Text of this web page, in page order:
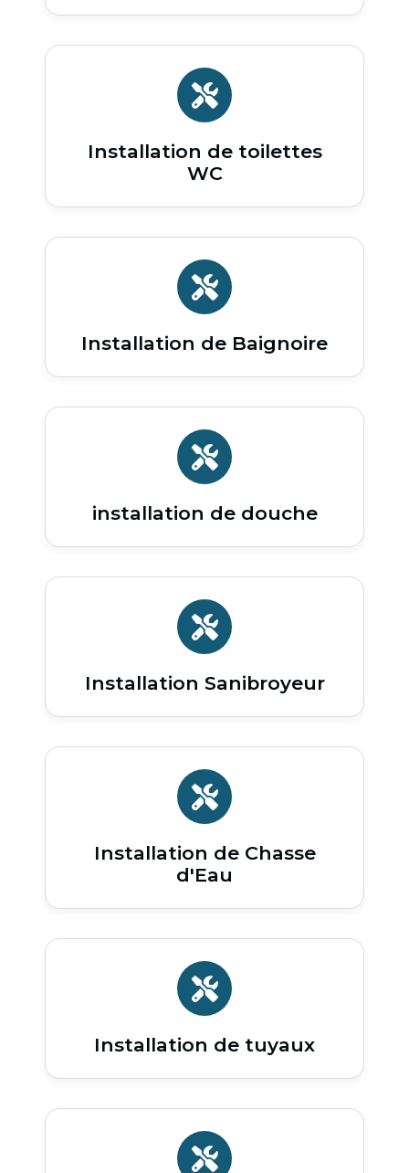
Installation de toilettes
WC
Installation de Baignoire
installation de douche
Installation Sanibroyeur
Installation de Chasse
d'Eau
Installation de tuyaux